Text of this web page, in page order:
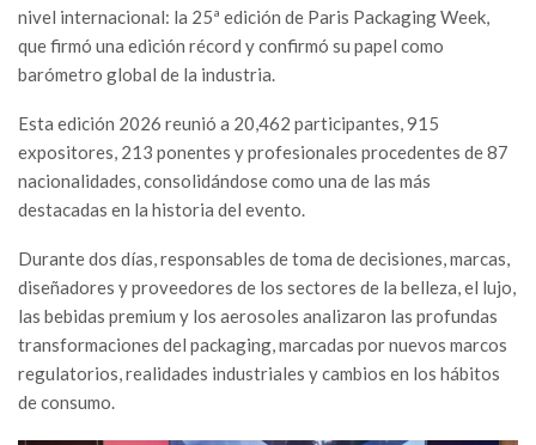
nivel internacional: la 25ª edición de Paris Packaging Week,
que firmó una edición récord y confirmó su papel como
barómetro global de la industria.
Esta edición 2026 reunió a 20,462 participantes, 915
expositores, 213 ponentes y profesionales procedentes de 87
nacionalidades, consolidándose como una de las más
destacadas en la historia del evento.
Durante dos días, responsables de toma de decisiones, marcas,
diseñadores y proveedores de los sectores de la belleza, el lujo,
las bebidas premium y los aerosoles analizaron las profundas
transformaciones del packaging, marcadas por nuevos marcos
regulatorios, realidades industriales y cambios en los hábitos
de consumo.